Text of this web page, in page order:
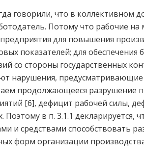
говорили, что в коллективном
Потому что рабочие
для повышения
показателей; для обеспечения
со стороны государственных
нарушения,
продолжающееся разрушение
[6], дефицит рабочей силы,
Поэтому в п. 3.1.1
и средствами способствовать
форм организации